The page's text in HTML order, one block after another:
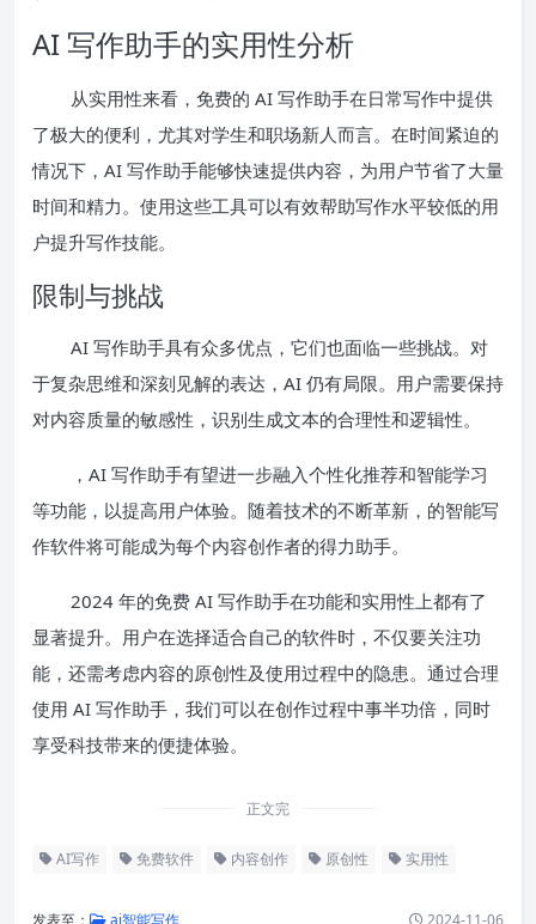
AI 写作助手的实用性分析
从实用性来看，免费的 AI 写作助手在日常写作中提供
了极大的便利，尤其对学生和职场新人而言。在时间紧迫的
情况下，AI 写作助手能够快速提供内容，为用户节省了大量
时间和精力。使用这些工具可以有效帮助写作水平较低的用
户提升写作技能。
限制与挑战
AI 写作助手具有众多优点，它们也面临一些挑战。对
于复杂思维和深刻见解的表达，AI 仍有局限。用户需要保持
对内容质量的敏感性，识别生成文本的合理性和逻辑性。
，AI 写作助手有望进一步融入个性化推荐和智能学习
等功能，以提高用户体验。随着技术的不断革新，的智能写
作软件将可能成为每个内容创作者的得力助手。
2024 年的免费 AI 写作助手在功能和实用性上都有了
显著提升。用户在选择适合自己的软件时，不仅要关注功
能，还需考虑内容的原创性及使用过程中的隐患。通过合理
使用 AI 写作助手，我们可以在创作过程中事半功倍，同时
享受科技带来的便捷体验。
正文完
AI写作 免费软件 内容创作 原创性 实用性
发表至： ai智能写作 2024-11-06